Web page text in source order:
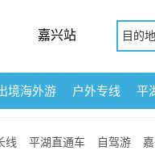
嘉兴站 目的
境海外游 户外专线 平
线 平湖直通车 自驾游